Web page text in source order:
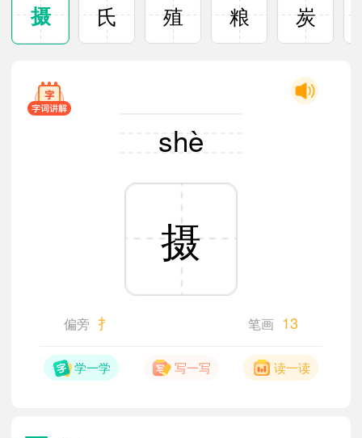
摄 氏 殖 粮 炭
shè
摄
偏旁 扌 笔画 13
学一学 写一写 读一读